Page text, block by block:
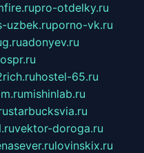
pro-otdelky.ru
uzbek.ruporno-vk.ru
adonyev.ru
hostel-65.ru
mishinlab.ru
starbucksvia.ru
vektor-doroga.ru
lovinskix.ru